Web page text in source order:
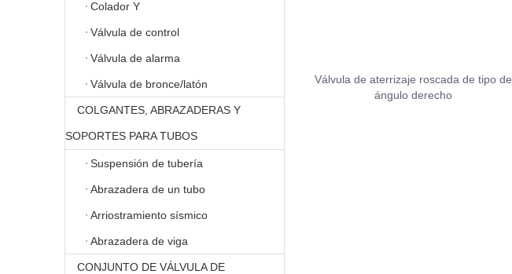
Colador Y
Válvula de control
Válvula de alarma
Válvula de bronce/latón
COLGANTES, ABRAZADERAS Y
SOPORTES PARA TUBOS
Suspensión de tubería
Abrazadera de un tubo
Arriostramiento sísmico
Abrazadera de viga
CONJUNTO DE VÁLVULA DE
Válvula de aterrizaje roscada de tipo de
ángulo derecho